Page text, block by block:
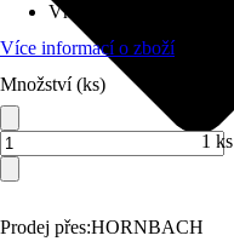
Prodej přes:HORNBACH
Vhodné pro
Více informací o zboží
Množství (ks)
1 ks